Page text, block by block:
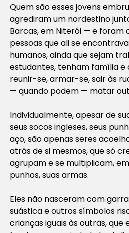
Quem são esses jovens
agrediram um nordestino
Barcas, em Niterói — e foram
pessoas que ali se
humanos, ainda que sejam
estudantes, tenham família e
reunir-se, armar-se, sair às
— quando podem — matar
Individualmente, apesar de
seus socos ingleses, seus
aço, são apenas seres
atrás de si mesmos, que só
agrupam e se multiplicam,
punhos, suas armas.
Eles não nasceram com
suástica e outros símbolos
crianças iguais às outras,